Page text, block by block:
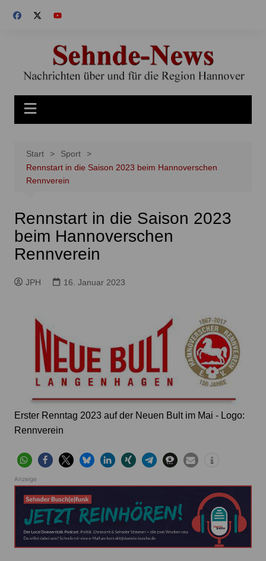
Inhalt
Start
Sport
Rennstart in die Saison 2023 beim Hannoverschen
Rennverein
Rennstart in die Saison 2023
beim Hannoverschen
Rennverein
JPH 16. Januar 2023
Erster Renntag 2023 auf der Neuen Bult im Mai - Logo:
Rennverein
Anzeige